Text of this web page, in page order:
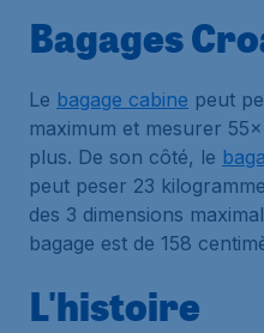
Bagages
Le bagage cabine peut
maximum et mesurer
plus. De son côté, le
peut peser 23
des 3 dimensions
bagage est de 158
L'histoire